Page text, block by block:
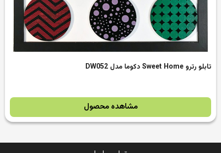
تابلو رترو Sweet Home دکوما مدل DW052
مشاهده محصول